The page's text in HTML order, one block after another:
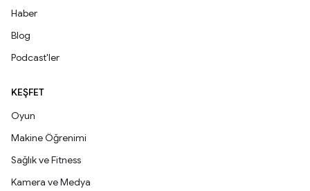
Haber
Blog
Podcast'ler
KEŞFET
Oyun
Makine Öğrenimi
Sağlık ve Fitness
Kamera ve Medya